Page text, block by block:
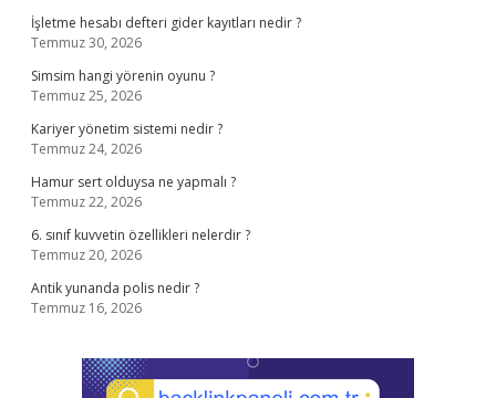
İşletme hesabı defteri gider kayıtları nedir ?
Temmuz 30, 2026
Simsim hangi yörenin oyunu ?
Temmuz 25, 2026
Kariyer yönetim sistemi nedir ?
Temmuz 24, 2026
Hamur sert olduysa ne yapmalı ?
Temmuz 22, 2026
6. sınıf kuvvetin özellikleri nelerdir ?
Temmuz 20, 2026
Antik yunanda polis nedir ?
Temmuz 16, 2026